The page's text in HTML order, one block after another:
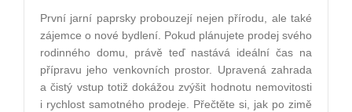
První jarní paprsky probouzejí nejen přírodu, ale také
zájemce o nové bydlení. Pokud plánujete prodej svého
rodinného domu, právě teď nastává ideální čas na
přípravu jeho venkovních prostor. Upravená zahrada
a čistý vstup totiž dokážou zvýšit hodnotu nemovitosti
i rychlost samotného prodeje. Přečtěte si, jak po zimě